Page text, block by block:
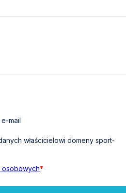
mail
właścicielowi domeny sport-
osobowych*